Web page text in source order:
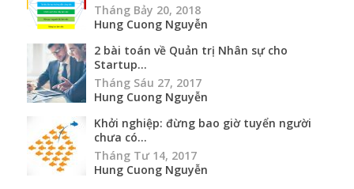
Tháng Bảy 20, 2018
Hung Cuong Nguyễn
2 bài toán về Quản trị Nhân sự cho
Startup...
Tháng Sáu 27, 2017
Hung Cuong Nguyễn
Khởi nghiệp: đừng bao giờ tuyển người
chưa có...
Tháng Tư 14, 2017
Hung Cuong Nguyễn